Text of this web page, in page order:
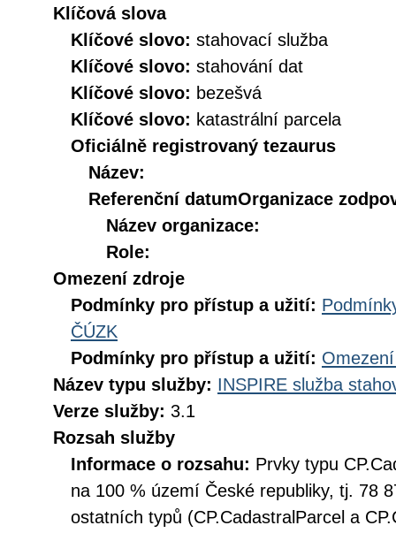
Klíčová slova
Klíčové slovo: stahovací služba
Klíčové slovo: stahování dat
Klíčové slovo: bezešvá
Klíčové slovo: katastrální parcela
Oficiálně registrovaný tezaurus
Název:
Referenční datumOrganizace
Název organizace:
Role:
Omezení zdroje
Podmínky pro přístup a užití:
ČÚZK
Podmínky pro přístup a užití:
Název typu služby: INSPIRE služba
Verze služby: 3.1
Rozsah služby
Informace o rozsahu: Prvky typu
na 100 % území České republiky, tj. 78
ostatních typů (CP.CadastralParcel a